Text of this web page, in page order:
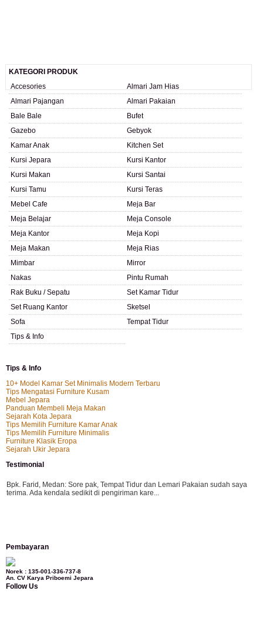
KATEGORI PRODUK
Accesories
Almari Jam Hias
Almari Pajangan
Almari Pakaian
Bale Bale
Bufet
Gazebo
Gebyok
Kamar Anak
Kitchen Set
Kursi Jepara
Kursi Kantor
Kursi Makan
Kursi Santai
Kursi Tamu
Kursi Teras
Mebel Cafe
Meja Bar
Meja Belajar
Meja Console
Meja Kantor
Meja Kopi
Meja Makan
Meja Rias
Mimbar
Mirror
Nakas
Pintu Rumah
Rak Buku / Sepatu
Set Kamar Tidur
Set Ruang Kantor
Sketsel
Sofa
Tempat Tidur
Tips & Info
Tips & Info
10+ Model Kamar Set Minimalis Modern Terbaru
Tips Mengatasi Furniture Kusam
Mebel Jepara
Panduan Membeli Meja Makan
Sejarah Kota Jepara
Tips Memilih Furniture Kamar Anak
Tips Memilih Furniture Minimalis
Furniture Klasik Eropa
Sejarah Ukir Jepara
Testimonial
Bpk. Farid, Medan: Sore pak, Tempat Tidur dan Lemari Pakaian sudah saya
terima. Ada kendala sedikit di pengiriman kare...
kursi teras saya sudah saya terima dan p...
Pembayaran
Norek : 135-001-336-737-8
An. CV Karya Priboemi Jepara
Follow Us